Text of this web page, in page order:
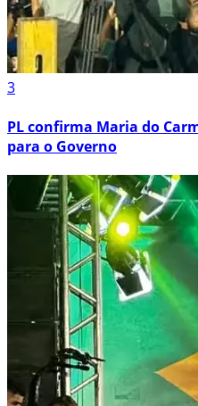
3
PL confirma Maria do
para o Governo